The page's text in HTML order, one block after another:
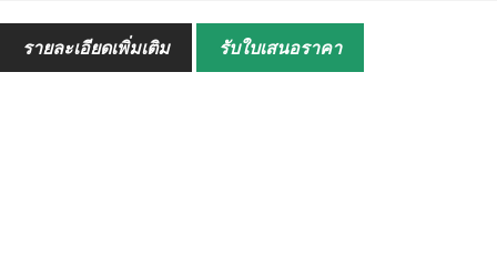
พลัง
13.2-22กิโลวัตต์
ระยะห่างระหว่างแถว
160มม
รายละเอียดเพิ่มเติม รับใบเสนอราคา